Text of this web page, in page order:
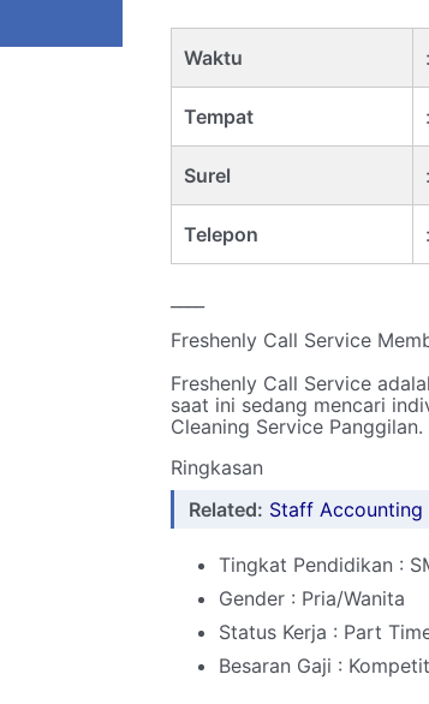
Waktu :
Tempat :
Surel :
Telepon :
Freshenly Call Service
Freshenly Call Service
saat ini sedang mencari
Cleaning Service Panggilan.
Ringkasan
Related: Staff Accounting
Tingkat Pendidikan :
Gender : Pria/Wanita
Status Kerja : Part
Besaran Gaji :